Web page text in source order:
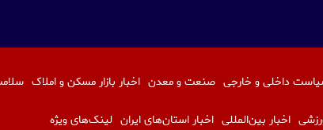
داخلی و خارجی صنعت و معدن اخبار بازار مسکن و املاک
اخبار بین‌المللی اخبار استان‌های ایران لینک‌های ویژه